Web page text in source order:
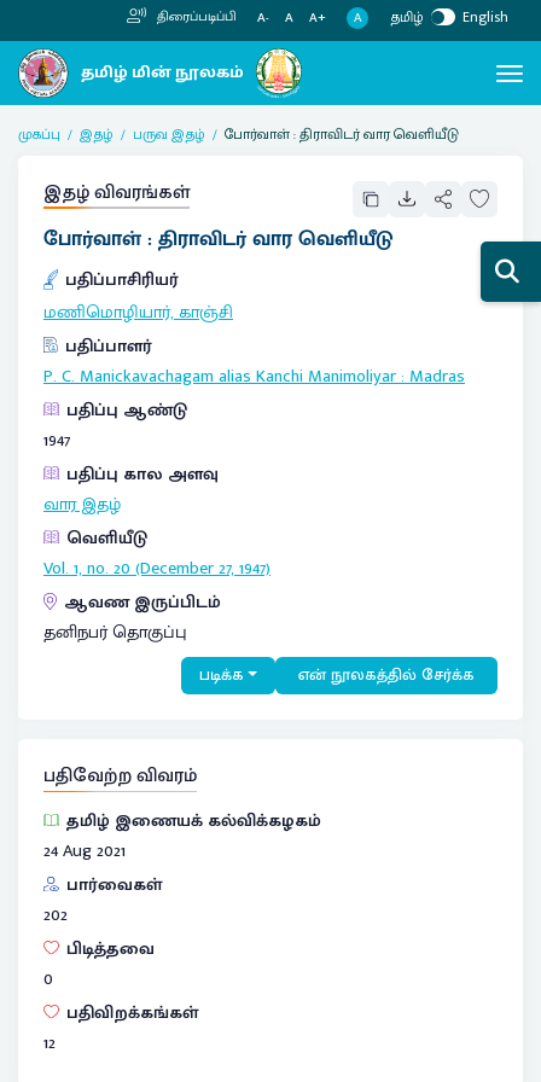
திரைப்படிப்பி A- A A+ A தமிழ் English
முகப்பு இதழ் பருவ இதழ் போர்வாள் : திராவிடர் வார வெளியீடு
இதழ் விவரங்கள்
போர்வாள் : திராவிடர் வார வெளியீடு
பதிப்பாசிரியர்
மணிமொழியார், காஞ்சி
பதிப்பாளர்
P. C. Manickavachagam alias Kanchi Manimoliyar:Madras
பதிப்பு ஆண்டு
1947
பதிப்பு கால அளவு
வார இதழ்
வெளியீடு
Vol. 1, no. 20 (December 27, 1947)
ஆவண இருப்பிடம்
தனிநபர் தொகுப்பு
படிக்க என் நூலகத்தில் சேர்க்க
பதிவேற்ற விவரம்
தமிழ் இணையக் கல்விக்கழகம்
24 Aug 2021
பார்வைகள்
202
பிடித்தவை
0
பதிவிறக்கங்கள்
12